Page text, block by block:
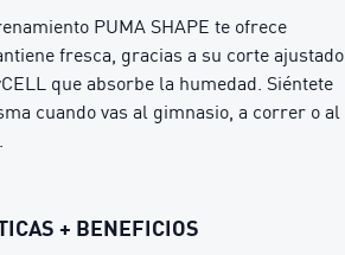
PUMA SHAPE te ofrece
fresca, gracias a su corte ajustado
que absorbe la humedad. Siéntete
cuando vas al gimnasio, a correr o al
+ BENEFICIOS